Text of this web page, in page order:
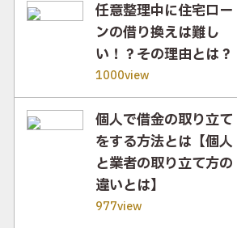
任意整理中に住宅ロー
ンの借り換えは難し
い！？その理由とは？
1000view
個人で借金の取り立て
をする方法とは【個人
と業者の取り立て方の
違いとは】
977view